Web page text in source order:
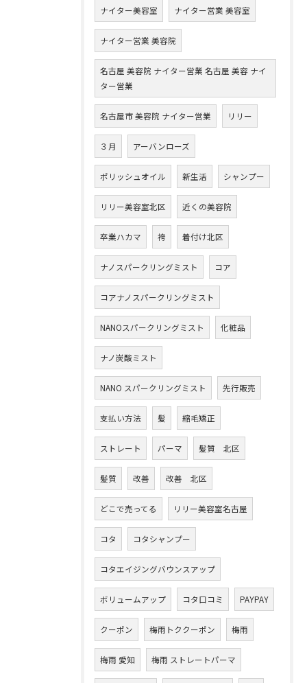
ナイター美容室 ナイター営業 美容室
ナイター営業 美容院
名古屋 美容院 ナイター営業 名古屋 美容 ナイ
ター営業
名古屋市 美容院 ナイター営業 リリー
３月 アーバンローズ
ポリッシュオイル 新生活 シャンプー
リリー美容室北区 近くの美容院
卒業ハカマ 袴 着付け北区
ナノスパークリングミスト コア
コアナノスパークリングミスト
NANOスパークリングミスト 化粧品
ナノ炭酸ミスト
NANO スパークリングミスト 先行販売
支払い方法 髪 縮毛矯正
ストレート パーマ 髪質 北区
髪質 改善 改善 北区
どこで売ってる リリー美容室名古屋
コタ コタシャンプー
コタエイジングバウンスアップ
ボリュームアップ コタ口コミ PAYPAY
クーポン 梅雨トククーポン 梅雨
梅雨 愛知 梅雨 ストレートパーマ